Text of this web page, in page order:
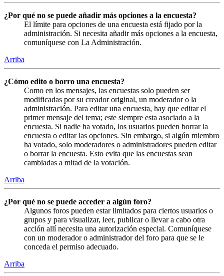
¿Por qué no se puede añadir más opciones a la encuesta?
El límite para opciones de una encuesta está fijado por la
administración. Si necesita añadir más opciones a la encuesta,
comuníquese con La Administración.
Arriba
¿Cómo edito o borro una encuesta?
Como en los mensajes, las encuestas solo pueden ser
modificadas por su creador original, un moderador o la
administración. Para editar una encuesta, hay que editar el
primer mensaje del tema; este siempre esta asociado a la
encuesta. Si nadie ha votado, los usuarios pueden borrar la
encuesta o editar las opciones. Sin embargo, si algún miembro
ha votado, solo moderadores o administradores pueden editar
o borrar la encuesta. Esto evita que las encuestas sean
cambiadas a mitad de la votación.
Arriba
¿Por qué no se puede acceder a algún foro?
Algunos foros pueden estar limitados para ciertos usuarios o
grupos y para visualizar, leer, publicar o llevar a cabo otra
acción allí necesita una autorización especial. Comuníquese
con un moderador o administrador del foro para que se le
conceda el permiso adecuado.
Arriba